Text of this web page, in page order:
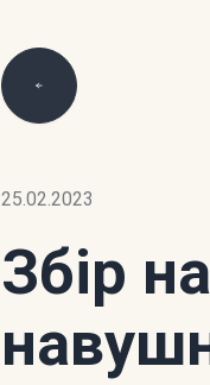
25.02.2023
Збір